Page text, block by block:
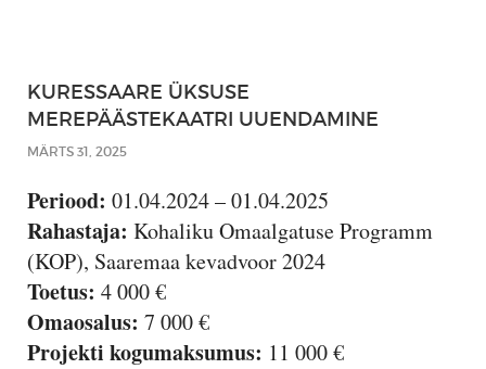
KURESSAARE ÜKSUSE
MEREPÄÄSTEKAATRI UUENDAMINE
MÄRTS 31, 2025
Periood: 01.04.2024 – 01.04.2025
Rahastaja: Kohaliku Omaalgatuse Programm
(KOP), Saaremaa kevadvoor 2024
Toetus: 4 000 €
Omaosalus: 7 000 €
Projekti kogumaksumus: 11 000 €